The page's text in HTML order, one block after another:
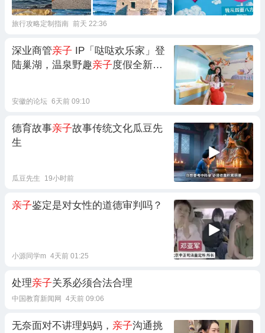
旅行攻略定制指南 前天 22:36
深业商管亲子 IP「哒哒欢乐家」登
陆巢湖，温泉野趣亲子度假全新启
安徽的论坛 6天前 09:10
德育故事亲子故事传统文化瓜豆先
生
瓜豆先生 19小时前
亲子鉴定是对女性的道德审判吗？
小源同学m 4天前 01:25
处理亲子关系必须合法合理
中国教育新闻网 4天前 09:06
无奈面对不讲理妈妈， 亲子沟通挑